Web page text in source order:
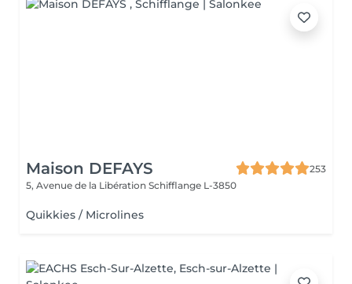
Maison DEFAYS
253
5, Avenue de la Libération Schifflange L-3850
Quikkies / Microlines